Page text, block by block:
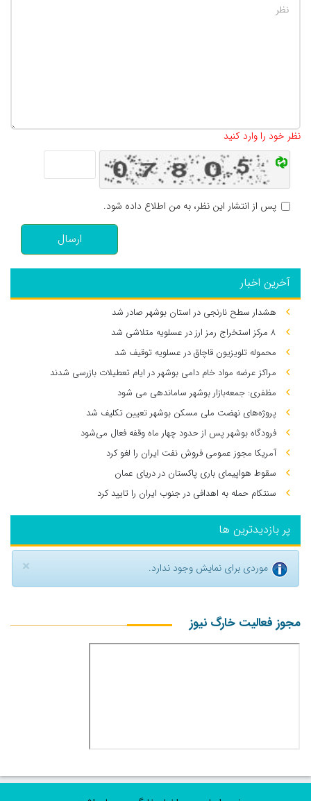
نظر خود را وارد کنید
پس از انتشار این نظر، به من اطلاع داده شود.
ارسال
آخرین اخبار
هشدار سطح نارنجی در استان بوشهر صادر شد
۸ مرکز استخراج رمز ارز در عسلویه متلاشی شد
محموله تلویزیون قاچاق در عسلویه توقیف شد
مراکز عرضه مواد خام دامی بوشهر در ایام تعطیلات بازرسی شدند
مظفری: جمعه‌بازار بوشهر ساماندهی می‌ شود
پروژه‌های نهضت ملی مسکن بوشهر تعیین تکلیف شد
فرودگاه بوشهر پس از حدود چهار ماه وقفه فعال می‌شود
آمریکا مجوز عمومی فروش نفت ایران را لغو کرد
سقوط هواپیمای باری پاکستان در دریای عمان
سنتکام حمله به اهدافی در جنوب ایران را تایید کرد
پر بازدیدترین ها
× موردی برای نمایش وجود ندارد.
مجوز فعالیت خارگ نیوز